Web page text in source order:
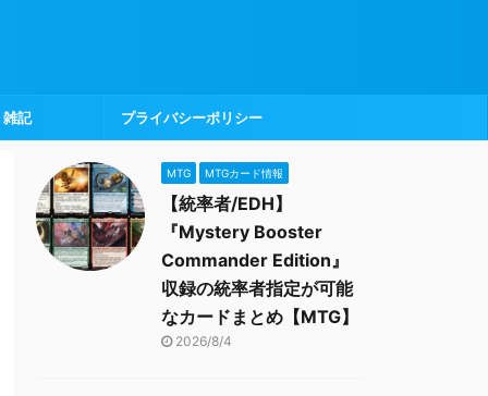
雑記 プライバシーポリシー
MTG MTGカード情報
【統率者/EDH】
『Mystery Booster
Commander Edition』
収録の統率者指定が可能
なカードまとめ【MTG】
2026/8/4